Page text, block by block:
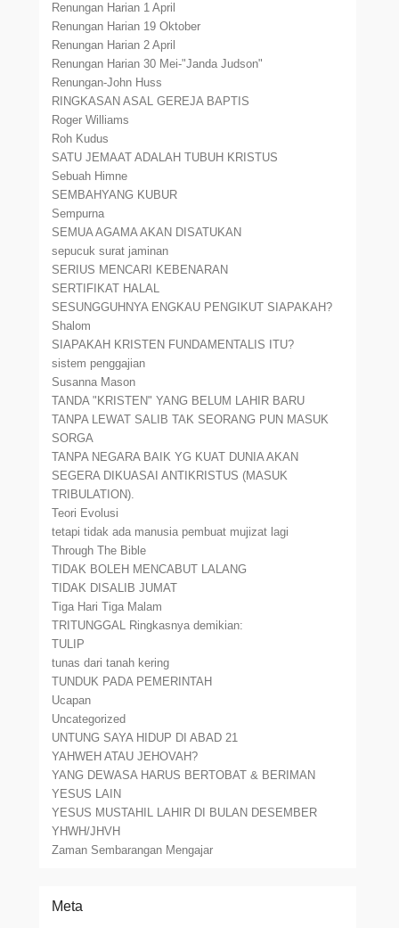
Renungan Harian 1 April
Renungan Harian 19 Oktober
Renungan Harian 2 April
Renungan Harian 30 Mei-"Janda Judson"
Renungan-John Huss
RINGKASAN ASAL GEREJA BAPTIS
Roger Williams
Roh Kudus
SATU JEMAAT ADALAH TUBUH KRISTUS
Sebuah Himne
SEMBAHYANG KUBUR
Sempurna
SEMUA AGAMA AKAN DISATUKAN
sepucuk surat jaminan
SERIUS MENCARI KEBENARAN
SERTIFIKAT HALAL
SESUNGGUHNYA ENGKAU PENGIKUT SIAPAKAH?
Shalom
SIAPAKAH KRISTEN FUNDAMENTALIS ITU?
sistem penggajian
Susanna Mason
TANDA "KRISTEN" YANG BELUM LAHIR BARU
TANPA LEWAT SALIB TAK SEORANG PUN MASUK
SORGA
TANPA NEGARA BAIK YG KUAT DUNIA AKAN
SEGERA DIKUASAI ANTIKRISTUS (MASUK
TRIBULATION).
Teori Evolusi
tetapi tidak ada manusia pembuat mujizat lagi
Through The Bible
TIDAK BOLEH MENCABUT LALANG
TIDAK DISALIB JUMAT
Tiga Hari Tiga Malam
TRITUNGGAL Ringkasnya demikian:
TULIP
tunas dari tanah kering
TUNDUK PADA PEMERINTAH
Ucapan
Uncategorized
UNTUNG SAYA HIDUP DI ABAD 21
YAHWEH ATAU JEHOVAH?
YANG DEWASA HARUS BERTOBAT & BERIMAN
YESUS LAIN
YESUS MUSTAHIL LAHIR DI BULAN DESEMBER
YHWH/JHVH
Zaman Sembarangan Mengajar
Meta